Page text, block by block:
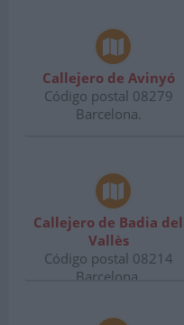
Callejero de Avinyó
Código postal 08279
Barcelona.
Callejero de Badia del
Vallès
Código postal 08214
Barcelona.